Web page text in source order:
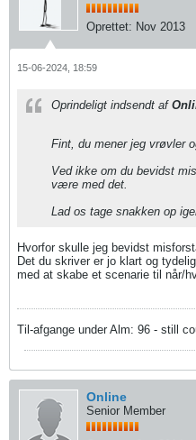
Oprettet: Nov 2013
15-06-2024, 18:59
Oprindeligt indsendt af
Fint, du mener jeg vrøvler
Ved ikke om du bevidst
være med det.
Lad os tage snakken op
Hvorfor skulle jeg bevidst
Det du skriver er jo klart og
med at skabe et scenarie til når/
Til-afgange under Alm: 96 - still
Online
Senior Member